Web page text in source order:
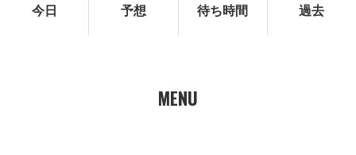
今日 予想 待ち時間 過去
MENU